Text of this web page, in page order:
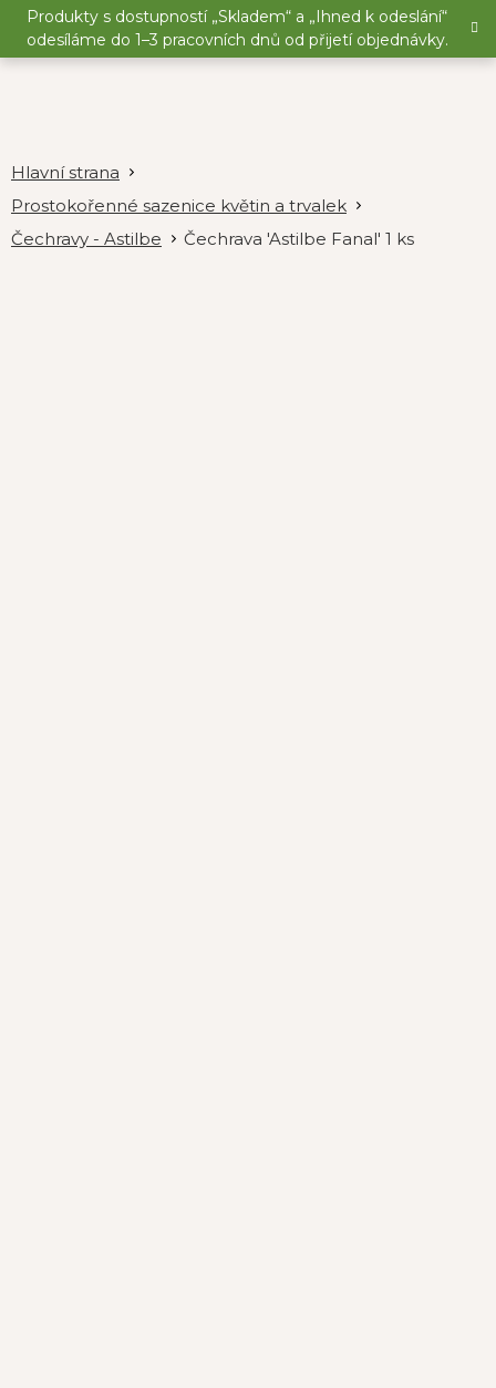
Přejít
obsah
Produkty s dostupností „Skladem“ a „Ihned k odeslání“
odesíláme do 1–3 pracovních dnů od přijetí objednávky.
Prostokořenné sazenice květin a trvalek
Čechravy - Astilbe
Čechrava 'Astilbe Fanal' 1 ks